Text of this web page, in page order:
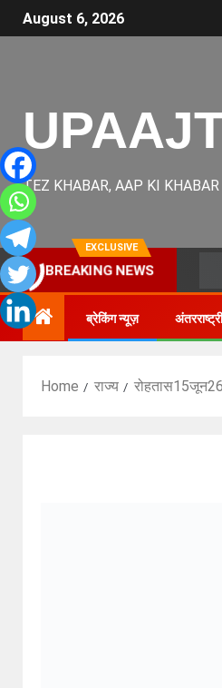
August 6, 2026
TEZ KHABAR, AAP KI KHABAR
EXCLUSIVE
BREAKING NEWS
ब्रेकिंग न्यूज़
Home राज्य